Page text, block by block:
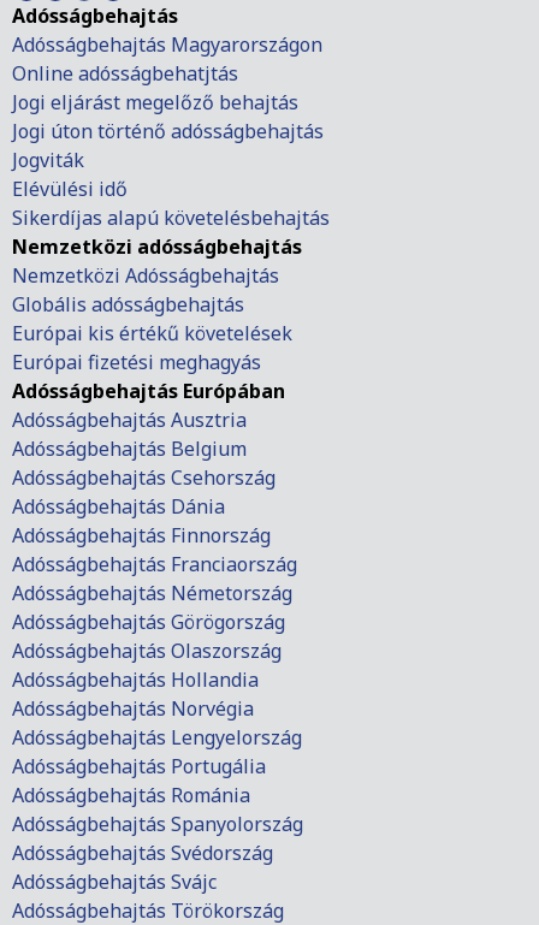
Adósságbehajtás
Adósságbehajtás Magyarországon
Online adósságbehatjtás
Jogi eljárást megelőző behajtás
Jogi úton történő adósságbehajtás
Jogviták
Elévülési idő
Sikerdíjas alapú követelésbehajtás
Nemzetközi adósságbehajtás
Nemzetközi Adósságbehajtás
Globális adósságbehajtás
Európai kis értékű követelések
Európai fizetési meghagyás
Adósságbehajtás Európában
Adósságbehajtás Ausztria
Adósságbehajtás Belgium
Adósságbehajtás Csehország
Adósságbehajtás Dánia
Adósságbehajtás Finnország
Adósságbehajtás Franciaország
Adósságbehajtás Németország
Adósságbehajtás Görögország
Adósságbehajtás Olaszország
Adósságbehajtás Hollandia
Adósságbehajtás Norvégia
Adósságbehajtás Lengyelország
Adósságbehajtás Portugália
Adósságbehajtás Románia
Adósságbehajtás Spanyolország
Adósságbehajtás Svédország
Adósságbehajtás Svájc
Adósságbehajtás Törökország